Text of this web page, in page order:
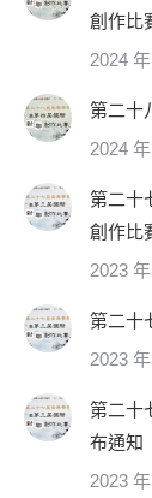
創作比
2024
第二十
2024
第二十
創作比
2023
第二十
2023
第二十
布通知
2023